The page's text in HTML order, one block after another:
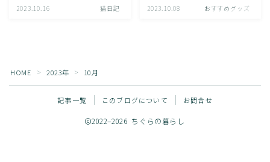
2023.10.16 猫日記 2023.10.08 おすすめグッズ
HOME ＞ 2023年 ＞ 10月
記事一覧 このブログについて お問合せ
2022–2026 ちぐらの暮らし